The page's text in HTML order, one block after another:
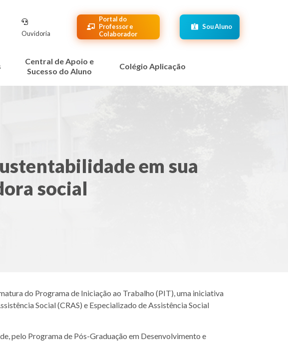
Ouvidoria
Portal do
Professor e
Colaborador
Sou Aluno
Central de Apoio e
Sucesso do Aluno
Colégio Aplicação
em sua
social
do Programa de Iniciação ao Trabalho (PIT), uma iniciativa
Social (CRAS) e Especializado de Assistência Social
pelo Programa de Pós-Graduação em Desenvolvimento e